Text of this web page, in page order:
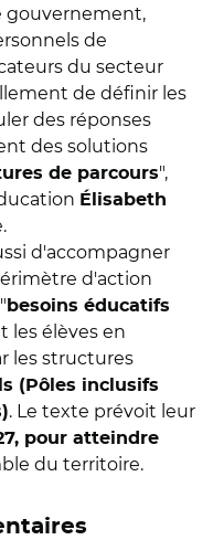
gouvernement,
de
du secteur
de définir les
des réponses
des solutions
de parcours",
Élisabeth
d'accompagner
d'action
besoins éducatifs
les élèves en
les structures
(Pôles inclusifs
. Le texte prévoit leur
pour atteindre
du territoire.